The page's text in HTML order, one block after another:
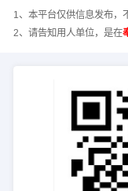
1、本平台仅供信息发布，
2、请告知用人单位，是在